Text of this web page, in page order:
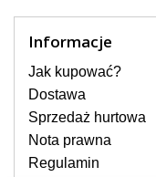
z nim z jak
zaliczyć
rozbity lub
pojawiające
ekran,
jasność ekranu.
Informacje
Jak kupować?
Dostawa
Sprzedaż hurtowa
Nota prawna
Regulamin